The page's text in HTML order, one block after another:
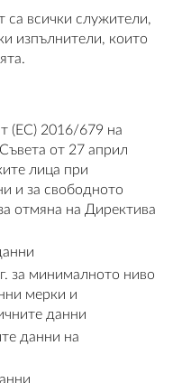
са всички служители,
изпълнители, които
(ЕС) 2016/679 на
от 27 април
лица при
и за свободното
отмяна на Директива
за минималното ниво
мерки и
данни
данни на